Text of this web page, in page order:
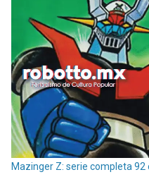
Mazinger Z: serie completa 92